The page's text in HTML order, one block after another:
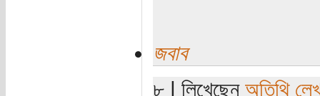
জবাব
৮ | লিখেছেন অতিথি